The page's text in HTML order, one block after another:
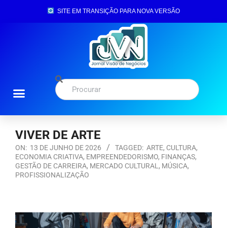
SITE EM TRANSIÇÃO PARA NOVA VERSÃO
VIVER DE ARTE
ON: 13 DE JUNHO DE 2026 TAGGED: ARTE, CULTURA,
ECONOMIA CRIATIVA, EMPREENDEDORISMO, FINANÇAS,
GESTÃO DE CARREIRA, MERCADO CULTURAL , MÚSICA,
PROFISSIONALIZAÇÃO